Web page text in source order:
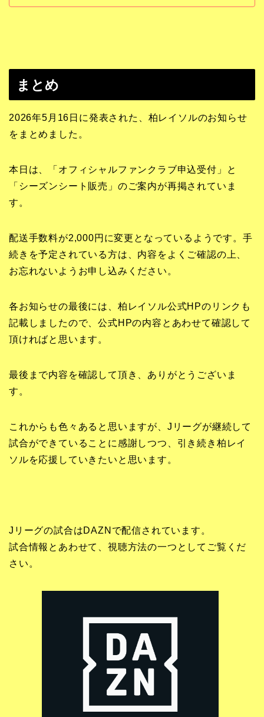
まとめ
2026年5月16日に発表された、柏レイソルのお知らせ
をまとめました。
本日は、「オフィシャルファンクラブ申込受付」と
「シーズンシート販売」のご案内が再掲されていま
す。
配送手数料が2,000円に変更となっているようです。手
続きを予定されている方は、内容をよくご確認の上、
お忘れないようお申し込みください。
各お知らせの最後には、柏レイソル公式HPのリンクも
記載しましたので、公式HPの内容とあわせて確認して
頂ければと思います。
最後まで内容を確認して頂き、ありがとうございま
す。
これからも色々あると思いますが、Jリーグが継続して
試合ができていることに感謝しつつ、引き続き柏レイ
ソルを応援していきたいと思います。
Jリーグの試合はDAZNで配信されています。
試合情報とあわせて、視聴方法の一つとしてご覧くだ
さい。